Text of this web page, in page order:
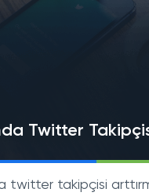
Twitter
twitter takipçisi